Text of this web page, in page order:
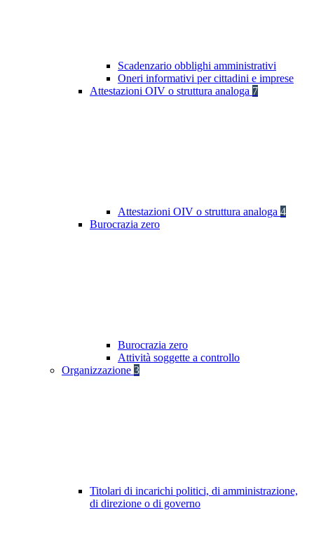
Scadenzario obblighi amministrativi
Oneri informativi per cittadini e imprese
Attestazioni OIV o struttura analoga 7
Attestazioni OIV o struttura analoga 4
Burocrazia zero
Burocrazia zero
Attività soggette a controllo
Organizzazione 3
Titolari di incarichi politici, di amministrazione,
di direzione o di governo